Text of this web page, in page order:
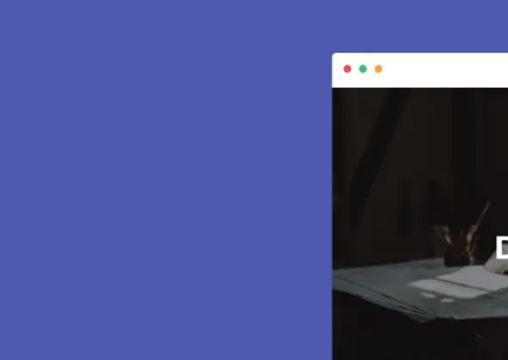
à Marly-la-
Marly-la-Ville. Sites vitrines, e-commerce, SEO,